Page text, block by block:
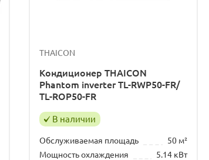
THAICON
Кондиционер THAICON
Phantom inverter TL-RWP50-FR/
TL-ROP50-FR
В наличии
Обслуживаемая площадь
50 м²
Мощность охлаждения
5.14 кВт